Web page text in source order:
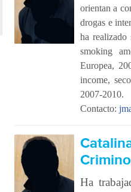
orientan a
drogas e
ha realizado
smoking
Europea,
income,
2007-2010.
Contacto:
Ha